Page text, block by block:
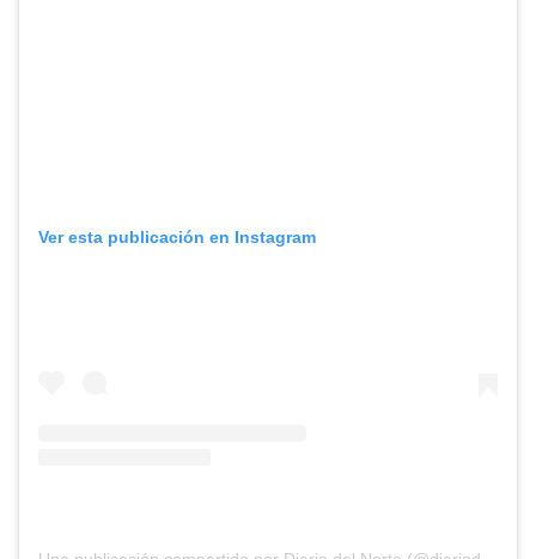
Ver esta publicación en Instagram